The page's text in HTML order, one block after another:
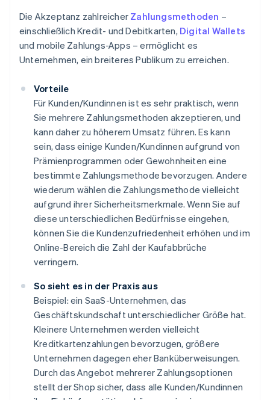
Die Akzeptanz zahlreicher Zahlungsmethoden –
einschließlich Kredit- und Debitkarten, Digital Wallets
und mobile Zahlungs-Apps – ermöglicht es
Unternehmen, ein breiteres Publikum zu erreichen.
Vorteile
Für Kunden/Kundinnen ist es sehr praktisch, wenn
Sie mehrere Zahlungsmethoden akzeptieren, und
kann daher zu höherem Umsatz führen. Es kann
sein, dass einige Kunden/Kundinnen aufgrund von
Prämienprogrammen oder Gewohnheiten eine
bestimmte Zahlungsmethode bevorzugen. Andere
wiederum wählen die Zahlungsmethode vielleicht
aufgrund ihrer Sicherheitsmerkmale. Wenn Sie auf
diese unterschiedlichen Bedürfnisse eingehen,
können Sie die Kundenzufriedenheit erhöhen und im
Online-Bereich die Zahl der Kaufabbrüche
verringern.
So sieht es in der Praxis aus
Beispiel: ein SaaS-Unternehmen, das
Geschäftskundschaft unterschiedlicher Größe hat.
Kleinere Unternehmen werden vielleicht
Kreditkartenzahlungen bevorzugen, größere
Unternehmen dagegen eher Banküberweisungen.
Durch das Angebot mehrerer Zahlungsoptionen
stellt der Shop sicher, dass alle Kunden/Kundinnen